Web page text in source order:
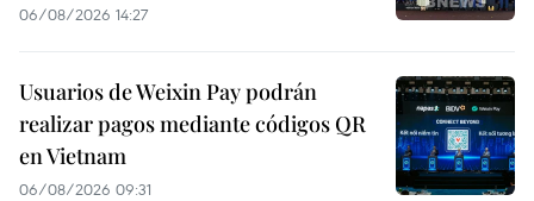
06/08/2026 14:27
Usuarios de Weixin Pay podrán
realizar pagos mediante códigos QR
en Vietnam
06/08/2026 09:31